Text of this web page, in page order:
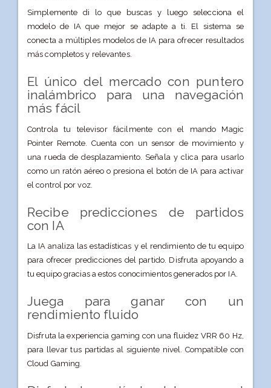
Simplemente di lo que buscas y luego selecciona el
modelo de IA que mejor se adapte a ti. El sistema se
conecta a múltiples modelos de IA para ofrecer resultados
más completos y relevantes.
El único del mercado con puntero
inalámbrico para una navegación
más fácil
Controla tu televisor fácilmente con el mando Magic
Pointer Remote. Cuenta con un sensor de movimiento y
una rueda de desplazamiento. Señala y clica para usarlo
como un ratón aéreo o presiona el botón de IA para activar
el control por voz.
Recibe predicciones de partidos
con IA
La IA analiza las estadísticas y el rendimiento de tu equipo
para ofrecer predicciones del partido. Disfruta apoyando a
tu equipo gracias a estos conocimientos generados por IA.
Juega para ganar con un
rendimiento fluido
Disfruta la experiencia gaming con una fluidez VRR 60 Hz,
para llevar tus partidas al siguiente nivel. Compatible con
Cloud Gaming.